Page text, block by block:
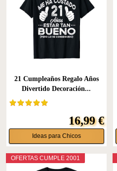
21 Cumpleaños Regalo Años
Divertido Decoración...
16,99 €
Ideas para Chicos
OFERTAS CUMPLE 2001